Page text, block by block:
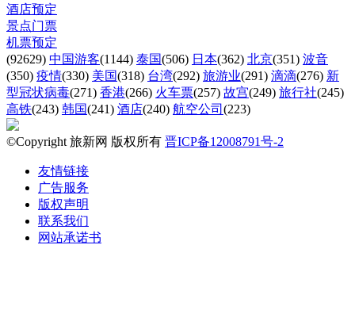
酒店预定
景点门票
机票预定
(92629) 中国游客(1144) 泰国(506) 日本(362) 北京(351) 波音
(350) 疫情(330) 美国(318) 台湾(292) 旅游业(291) 滴滴(276) 新
型冠状病毒(271) 香港(266) 火车票(257) 故宫(249) 旅行社(245)
高铁(243) 韩国(241) 酒店(240) 航空公司 (223)
©Copyright 旅新网 版权所有 晋ICP备12008791号-2
友情链接
广告服务
版权声明
联系我们
网站承诺书